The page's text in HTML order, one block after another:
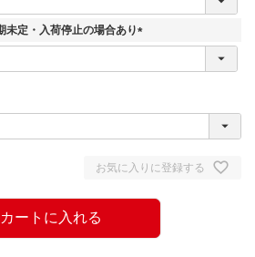
未定・入荷停止の場合あり
(
お気に入りに登録する
カートに入れる